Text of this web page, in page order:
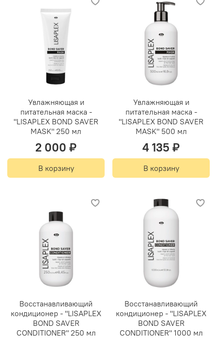
Увлажняющая и
питательная маска -
"LISAPLEX BOND SAVER
MASK" 250 мл
2 000 ₽
В корзину
Увлажняющая и
питательная маска -
"LISAPLEX BOND SAVER
MASK" 500 мл
4 135 ₽
В корзину
Восстанавливающий
кондиционер - "LISAPLEX
BOND SAVER
CONDITIONER" 250 мл
Восстанавливающий
кондиционер - "LISAPLEX
BOND SAVER
CONDITIONER" 1000 мл